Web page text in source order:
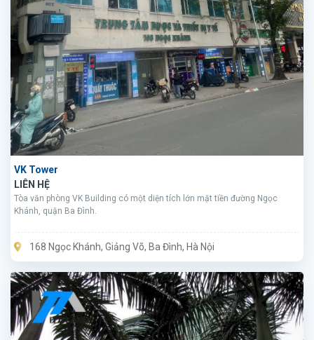
VK Tower
LIÊN HỆ
Tòa văn phòng VK Building có một diện tích lớn mặt tiền đường Ngọc
Khánh, quận Ba Đình.
168 Ngọc Khánh, Giảng Võ, Ba Đình, Hà Nội